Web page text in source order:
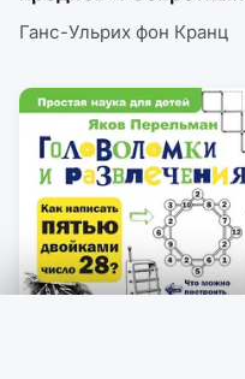
проект Гитлера
Ганс-Ульрих фон Кранц